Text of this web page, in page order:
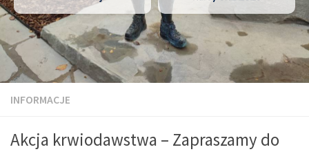
INFORMACJE
Akcja krwiodawstwa – Zapraszamy do